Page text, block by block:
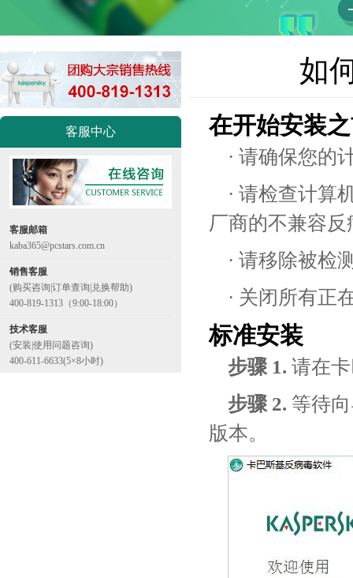
客服中心
客服邮箱
kaba365@pcstars.com.cn
销售客服
(购买咨询|订单查询|兑换帮助)
400-819-1313（9:00-18:00）
技术客服
(安装|使用问题咨询)
400-611-6633(5×8小时)
如
在开始安装
· 请确保您的
· 请检查计算
厂商的不兼容
· 请移除被检
· 关闭所有正
标准安装
步骤 1. 请在
步骤 2. 等待
版本。